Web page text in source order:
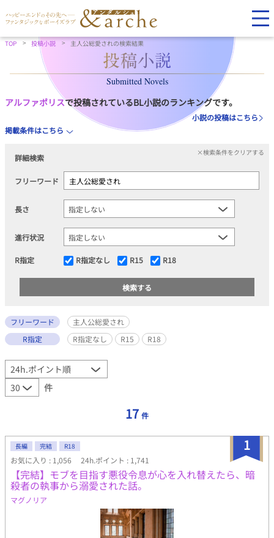
TOP 投稿小説 主人公総愛されの検索結果
Submitted Novels
アルファポリスで投稿されているBL小説のランキングです。
小説の投稿はこちら
掲載条件はこちら
詳細検索
×検索条件をクリアする
フリーワード
長さ
進行状況
R指定 R指定なし R15 R18
フリーワード
主人公総愛され
R指定
R指定なし R15 R18
件
17 件
1
長編 完結 R18
お気に入り : 1,056 24h.ポイント : 1,741
【完結】モブを目指す悪役令息が心を入れ替えたら、暗
殺者の執事から溺愛された話。
マグノリア